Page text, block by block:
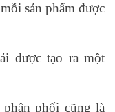
sản phẩm được
được tạo ra một
phối cũng là